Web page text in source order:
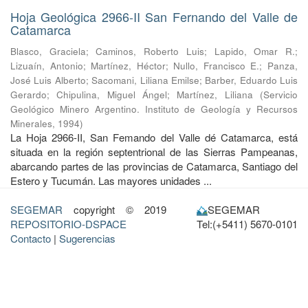
Hoja Geológica 2966-II San Fernando del Valle de
Catamarca
Blasco, Graciela;Caminos, Roberto Luis; Lapido, Omar R.;
Lizuaín, Antonio; Martínez, Héctor; Nullo, Francisco E.; Panza,
José Luis Alberto;Sacomani, Liliana Emilse; Barber, Eduardo Luis
Gerardo;Chipulina, Miguel Ángel; Martínez, Liliana (Servicio
Geológico Minero Argentino. Instituto de Geología y Recursos
Minerales, 1994)
La Hoja 2966-II, San Femando del Valle dé Catamarca, está
situada en la región septentrional de las Sierras Pampeanas,
abarcando partes de las provincias de Catamarca, Santiago del
Estero y Tucumán. Las mayores unidades ...
SEGEMAR copyright © 2019
REPOSITORIO-DSPACE
Contacto | Sugerencias
SEGEMAR
Tel:(+5411) 5670-0101